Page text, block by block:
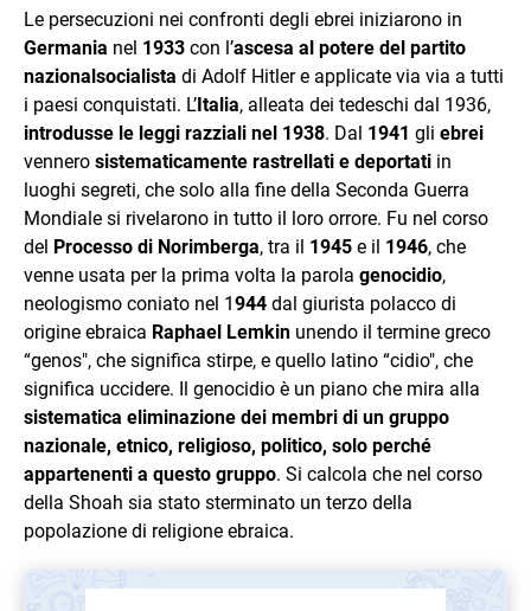
Le persecuzioni nei confronti degli ebrei iniziarono in
Germania nel 1933 con l’ascesa al potere del partito
nazionalsocialista di Adolf Hitler e applicate via via a tutti
i paesi conquistati. L’Italia, alleata dei tedeschi dal 1936,
introdusse le leggi razziali nel 1938. Dal 1941 gli ebrei
vennero sistematicamente rastrellati e deportati in
luoghi segreti, che solo alla fine della Seconda Guerra
Mondiale si rivelarono in tutto il loro orrore. Fu nel corso
del Processo di Norimberga, tra il 1945 e il 1946, che
venne usata per la prima volta la parola genocidio,
neologismo coniato nel 1944 dal giurista polacco di
origine ebraica Raphael Lemkin unendo il termine greco
“genos", che significa stirpe, e quello latino “cidio", che
significa uccidere. Il genocidio è un piano che mira alla
sistematica eliminazione dei membri di un gruppo
nazionale, etnico, religioso, politico, solo perché
appartenenti a questo gruppo. Si calcola che nel corso
della Shoah sia stato sterminato un terzo della
popolazione di religione ebraica.